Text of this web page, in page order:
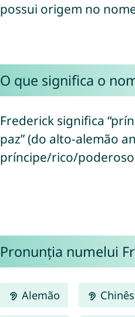
possui origem no
O que significa o
Frederick significa
paz” (do alto-alemão
príncipe/rico/
Pronunția numelui
Alemão Chinês